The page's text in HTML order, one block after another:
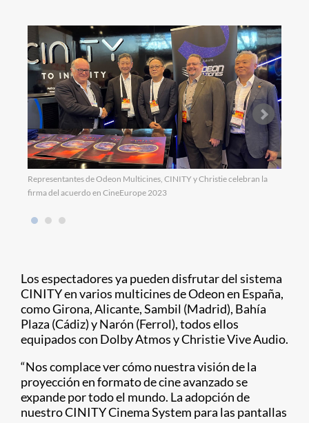
Representantes de Odeon Multicines, CINITY y Christie celebran la
firma del acuerdo en CineEurope 2023
Los espectadores ya pueden disfrutar del sistema
CINITY en varios multicines de Odeon en España,
como Girona, Alicante, Sambil (Madrid), Bahía
Plaza (Cádiz) y Narón (Ferrol), todos ellos
equipados con Dolby Atmos y Christie Vive Audio.
“Nos complace ver cómo nuestra visión de la
proyección en formato de cine avanzado se
expande por todo el mundo. La adopción de
nuestro CINITY Cinema System para las pantallas